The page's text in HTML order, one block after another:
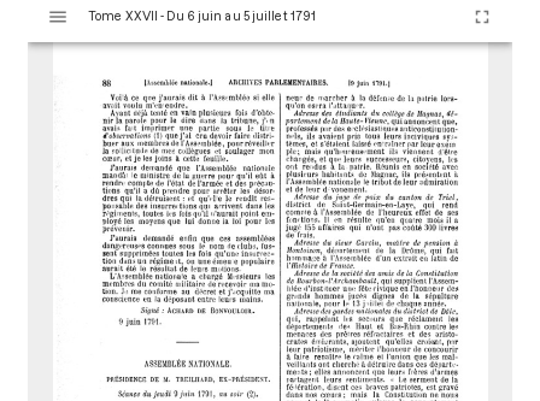
s
Tome XXVII - Du 6 juin au 5 juillet 1791